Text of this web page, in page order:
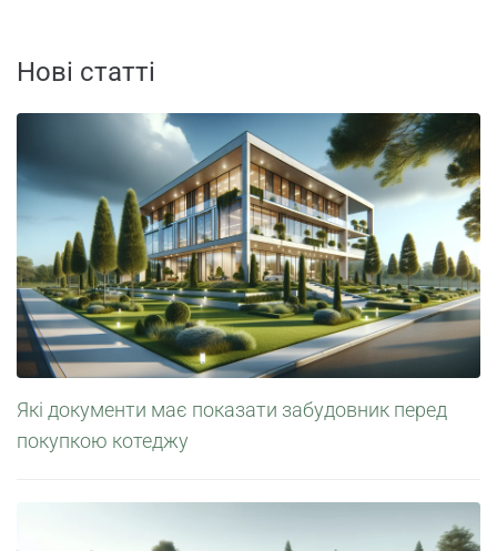
Нові статті
Які документи має показати забудовник перед
покупкою котеджу